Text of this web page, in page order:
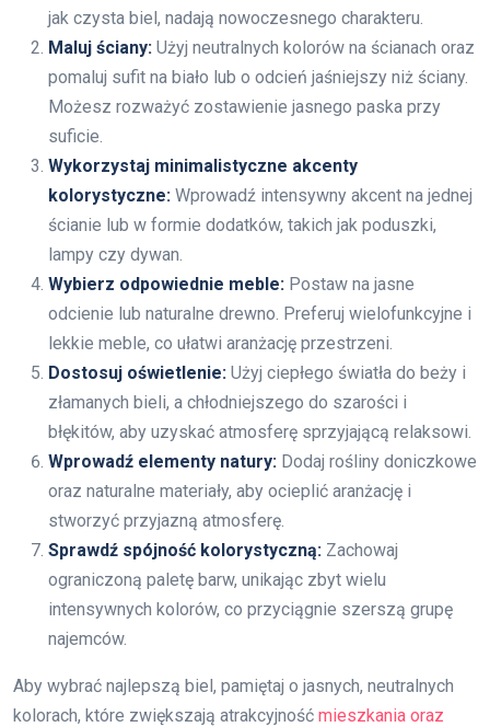
jak czysta biel, nadają nowoczesnego charakteru.
Maluj ściany: Użyj neutralnych kolorów na ścianach oraz
pomaluj sufit na biało lub o odcień jaśniejszy niż ściany.
Możesz rozważyć zostawienie jasnego paska przy
suficie.
Wykorzystaj minimalistyczne akcenty
kolorystyczne: Wprowadź intensywny akcent na jednej
ścianie lub w formie dodatków, takich jak poduszki,
lampy czy dywan.
Wybierz odpowiednie meble: Postaw na jasne
odcienie lub naturalne drewno. Preferuj wielofunkcyjne i
lekkie meble, co ułatwi aranżację przestrzeni.
Dostosuj oświetlenie: Użyj ciepłego światła do beży i
złamanych bieli, a chłodniejszego do szarości i
błękitów, aby uzyskać atmosferę sprzyjającą relaksowi.
Wprowadź elementy natury: Dodaj rośliny doniczkowe
oraz naturalne materiały, aby ocieplić aranżację i
stworzyć przyjazną atmosferę.
Sprawdź spójność kolorystyczną: Zachowaj
ograniczoną paletę barw, unikając zbyt wielu
intensywnych kolorów, co przyciągnie szerszą grupę
najemców.
Aby wybrać najlepszą biel, pamiętaj o jasnych, neutralnych
kolorach, które zwiększają atrakcyjność mieszkania oraz